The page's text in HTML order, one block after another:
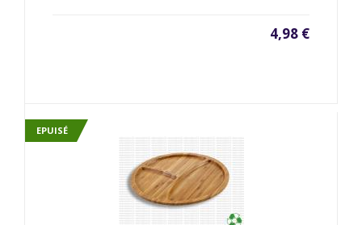
4,98 €
EPUISÉ